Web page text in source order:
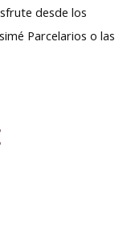
desde los
Parcelarios o las